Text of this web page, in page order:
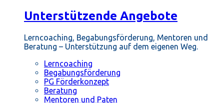
Unterstützende Angebote
Lerncoaching, Begabungsförderung, Mentoren und
Beratung – Unterstützung auf dem eigenen Weg.
Lerncoaching
Begabungsförderung
PG Förderkonzept
Beratung
Mentoren und Paten